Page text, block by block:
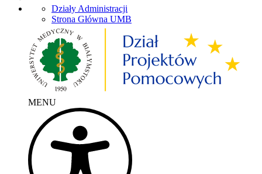
Działy Administracji
Strona Główna UMB
MENU